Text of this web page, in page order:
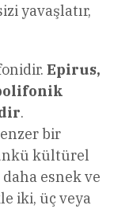
yavaşlatır,
Epirus,
.
bir
kültürel
daha esnek ve
iki, üç veya